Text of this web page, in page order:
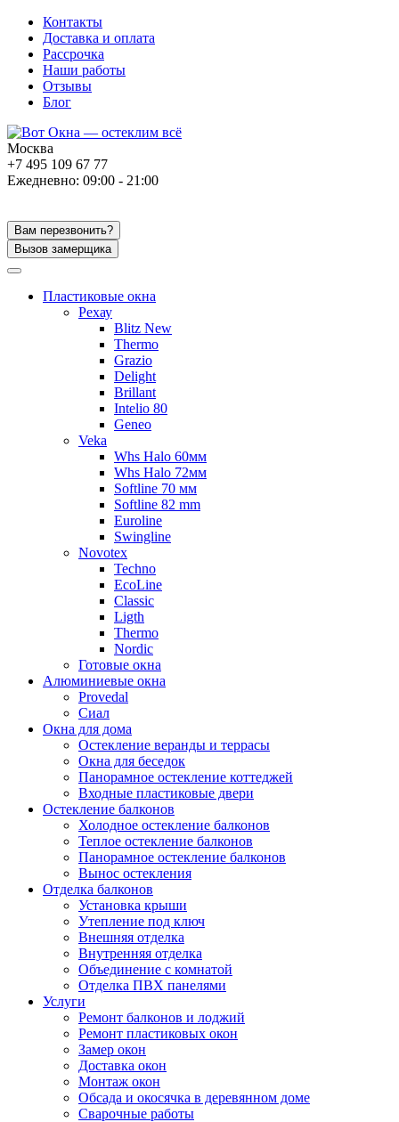
Контакты
Доставка и оплата
Рассрочка
Наши работы
Отзывы
Блог
Москва
+7 495 109 67 77
Ежедневно: 09:00 - 21:00
Вам перезвонить?
Вызов замерщика
Пластиковые окна
Рехау
Blitz New
Thermo
Grazio
Delight
Brillant
Intelio 80
Geneo
Veka
Whs Halo 60мм
Whs Halo 72мм
Softline 70 мм
Softline 82 mm
Euroline
Swingline
Novotex
Techno
EcoLine
Classic
Ligth
Thermo
Nordic
Готовые окна
Алюминиевые окна
Provedal
Сиал
Окна для дома
Остекление веранды и террасы
Окна для беседок
Панорамное остекление коттеджей
Входные пластиковые двери
Остекление балконов
Холодное остекление балконов
Теплое остекление балконов
Панорамное остекление балконов
Вынос остекления
Отделка балконов
Установка крыши
Утепление под ключ
Внешняя отделка
Внутренняя отделка
Объединение с комнатой
Отделка ПВХ панелями
Услуги
Ремонт балконов и лоджий
Ремонт пластиковых окон
Замер окон
Доставка окон
Монтаж окон
Обсада и окосячка в деревянном доме
Сварочные работы